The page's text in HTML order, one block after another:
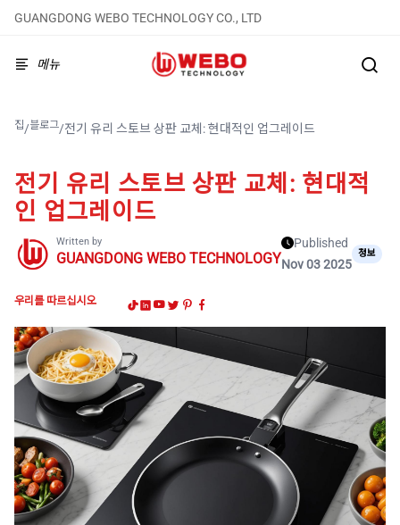
GUANGDONG WEBO TECHNOLOGY CO., LTD
메뉴
집/블로그/전기 유리 스토브 상판 교체: 현대적인 업그레이드
전기 유리 스토브 상판 교체: 현대적
인 업그레이드
Written by
GUANGDONG WEBO TECHNOLOGY
Published
Nov 03 2025
정보
우리를 따르십시오